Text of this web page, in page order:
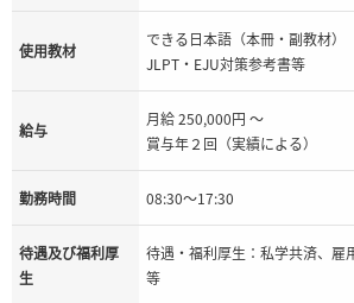
使用教材
できる日本語（本冊・副教材）
JLPT・EJU対策参考書等
給与
月給 250,000円 ～
賞与年２回（実績による）
勤務時間 08:30～17:30
待遇及び福利厚
生
待遇・福利厚生：私学共済、雇
等